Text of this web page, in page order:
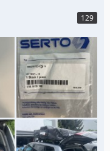
129